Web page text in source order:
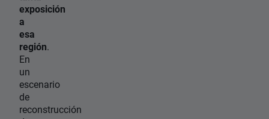
exposición
a
esa
región.
En
un
escenario
de
reconstrucción